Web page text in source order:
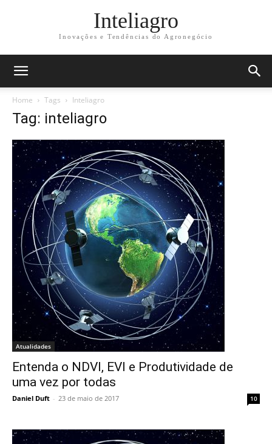
Inteliagro
Inovações e Tendências do Agronegócio
Home Tags Inteliagro
Tag: inteliagro
Atualidades
Entenda o NDVI, EVI e Produtividade de
uma vez por todas
Daniel Duft - 23 de maio de 2017 10